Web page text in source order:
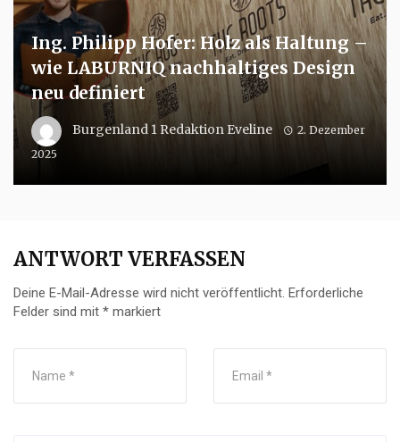
Ing. Philipp Hofer: Holz als Haltung –
wie LABURNIQ nachhaltiges Design
neu definiert
Burgenland 1 Redaktion Eveline
2. Dezember
2025
ANTWORT VERFASSEN
Deine E-Mail-Adresse wird nicht veröffentlicht. Erforderliche
Felder sind mit * markiert